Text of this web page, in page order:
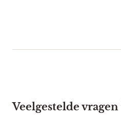
Veelgestelde vragen